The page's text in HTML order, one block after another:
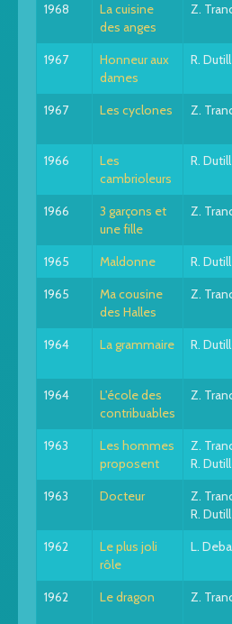
1968
La cuisine
des anges
Z.
1967
Honneur aux
dames
R.
1967
Les cyclones Z.
1966
Les
cambrioleurs
R.
1966
3 garçons et
une fille
Z.
1965
Maldonne R.
1965
Ma cousine
des Halles
Z.
1964
La grammaire R.
1964
L'école des
contribuables
Z.
1963
Les hommes
proposent
Z.
R.
1963
Docteur
Z.
R.
1962
Le plus joli
rôle
L.
1962
Le dragon Z.